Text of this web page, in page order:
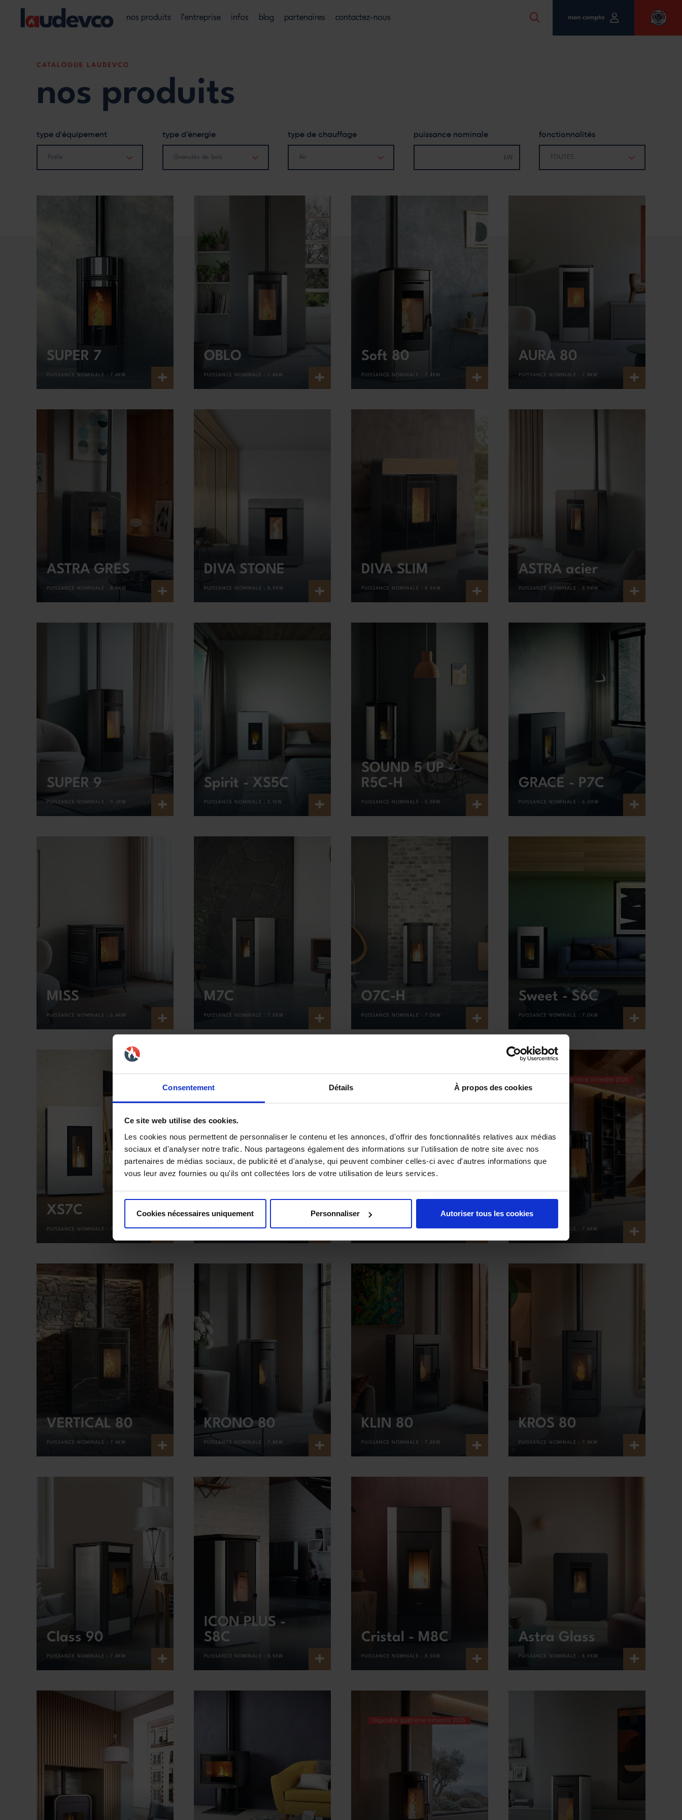
Consentement Détails À propos des cookies
Ce site web utilise des cookies.
Les cookies nous permettent de personnaliser le contenu et les annonces, d'offrir des fonctionnalités relatives aux médias
sociaux et d'analyser notre trafic. Nous partageons également des informations sur l'utilisation de notre site avec nos
partenaires de médias sociaux, de publicité et d'analyse, qui peuvent combiner celles-ci avec d'autres informations que
vous leur avez fournies ou qu'ils ont collectées lors de votre utilisation de leurs services.
Cookies nécessaires uniquement Personnaliser Autoriser tous les cookies
Main
nos produits l'entreprise infos blog partenaires contactez-nous mon compte
CATALOGUE LAUDEVCO
nos produits
type d'équipement
Poêle
type d’énergie
Granulés de bois
type de chauffage
Air
puissance nominale fonctionnalités
TOUTES
SUPER 7
PUISSANCE NOMINALE : 7.4KW +
OBLO
PUISSANCE NOMINALE : 7.4KW +
Soft 80
PUISSANCE NOMINALE : 7.4KW +
AURA 80
PUISSANCE NOMINALE : 7.8KW +
ASTRA GRES
PUISSANCE NOMINALE : 8.9KW +
DIVA STONE
PUISSANCE NOMINALE : 8.9KW +
DIVA SLIM
PUISSANCE NOMINALE : 8.9KW +
ASTRA acier
PUISSANCE NOMINALE : 8.9KW +
SUPER 9
PUISSANCE NOMINALE : 9.3KW +
Spirit - XS5C
PUISSANCE NOMINALE : 5.1KW +
SOUND 5 UP -
R5C-H
PUISSANCE NOMINALE : 5.5KW +
GRACE - P7C
PUISSANCE NOMINALE : 6.0KW +
MISS
PUISSANCE NOMINALE : 6.4KW +
M7C
PUISSANCE NOMINALE : 7.0KW +
O7C-H
PUISSANCE NOMINALE : 7.0KW +
Sweet - S6C
PUISSANCE NOMINALE : 7.0KW +
XS7C
PUISSANCE NOMINALE : 7.0KW +
Perla - S7C
PUISSANCE NOMINALE : 7.0KW +
Sound 7.0 -
R7C-H
PUISSANCE NOMINALE : 7.0KW +
ONE 8
PUISSANCE NOMINALE : 7.4KW +
VERTICAL 80
PUISSANCE NOMINALE : 7.4KW +
KRONO 80
PUISSANCE NOMINALE : 7.8KW +
KLIN 80
PUISSANCE NOMINALE : 7.8KW +
KROS 80
PUISSANCE NOMINALE : 7.8KW +
Class 90
PUISSANCE NOMINALE : 7.8KW +
ICON PLUS -
S8C
PUISSANCE NOMINALE : 8.5KW +
Cristal - M8C
PUISSANCE NOMINALE : 8.5KW +
Astra Glass
PUISSANCE NOMINALE : 8.9KW +